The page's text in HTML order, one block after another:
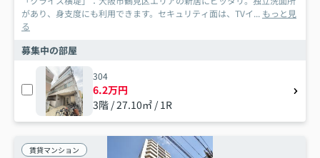
があり、身支度にも利用できます。セキュリティ面は、TVイ... もっと見
る
募集中の部屋
304
6.2万円
3階 / 27.10㎡ / 1R
賃貸マンション